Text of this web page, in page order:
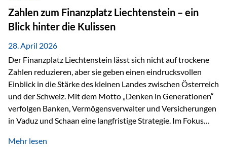
Investoren. Produktivität adressiert genau diese
Herausforderungen, da wirtschaftliches Wachstum
langfristig durch Produktivitätssteigerung entsteht, also
durch die Fähigkeit von Unternehmen, mehr…
Zahlen zum Finanzplatz Liechtenstein – ein
Blick hinter die Kulissen
28. April 2026
Der Finanzplatz Liechtenstein lässt sich nicht auf trockene
Zahlen reduzieren, aber sie geben einen eindrucksvollen
Einblick in die Stärke des kleinen Landes zwischen Österreich
und der Schweiz. Mit dem Motto „Denken in Generationen“
verfolgen Banken, Vermögensverwalter und Versicherungen
in Vaduz und Schaan eine langfristige Strategie. Im Fokus
Marktzugang Liechtenstein hat sich in den letzten Jahren zu
Mehr lesen